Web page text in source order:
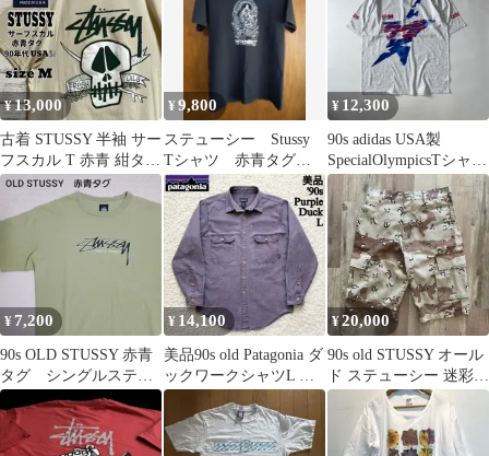
¥13,000
古着 STUSSY 半袖 サー
フスカル T 赤青 紺タグ
90年代 USA製 M
¥9,800
ステューシー Stussy
Tシャツ 赤青タグ
90S 使用品
¥ 12,300
90s adidas USA製
SpecialOlympicsTシャツ
両面プリント
¥ 7,200
90s OLD STUSSY 赤青
タグ シングルステッ
チ ステューシー T
シャツ
¥ 14,100
美品90s old Patagonia ダ
ックワークシャツL パ
ープル DUCK
¥20,000
90s old STUSSY オール
ド ステューシー 迷彩
チョコチップ 柄